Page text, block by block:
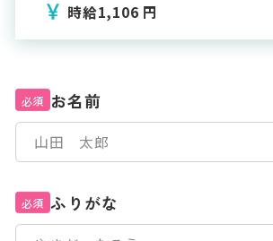
時給1,106 円
必須 お名前
必須 ふりがな